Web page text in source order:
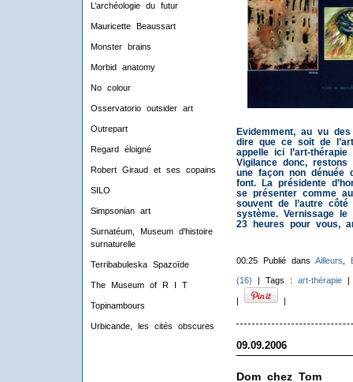
L’archéologie du futur
Mauricette Beaussart
Monster brains
Morbid anatomy
No colour
Osservatorio outsider art
Outrepart
Regard éloigné
Robert Giraud et ses copains
SILO
Simpsonian art
Surnatéum, Museum d'histoire
surnaturelle
Terribabuleska Spazoïde
The Museum of R I T
Topinambours
Urbicande, les cités obscures
Evidemment, au vu
dire que ce soit de
appelle ici l’art-
Vigilance donc,
une façon non dénuée
font. La présidente
se présenter comme
souvent de l’autre
système. Vernissage
23 heures pour vous,
00:25 Publié dans Ailleurs
(16) | Tags : art-thérapie
| |
09.09.2006
Dom chez Tom